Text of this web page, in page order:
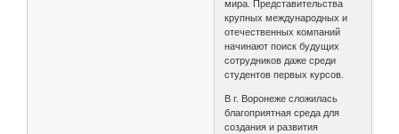
мира. Представительства
крупных международных и
отечественных компаний
начинают поиск будущих
сотрудников даже среди
студентов первых курсов.
В г. Воронеже сложилась
благоприятная среда для
создания и развития